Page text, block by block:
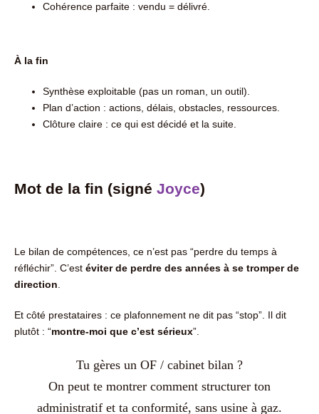
Cohérence parfaite : vendu = délivré.
À la fin
Synthèse exploitable (pas un roman, un outil).
Plan d’action : actions, délais, obstacles, ressources.
Clôture claire : ce qui est décidé et la suite.
Mot de la fin (signé Joyce)
Le bilan de compétences, ce n’est pas “perdre du temps à
réfléchir”. C’est éviter de perdre des années à se tromper de
direction
Et côté prestataires : ce plafonnement ne dit pas “stop”. Il dit
plutôt : “montre-moi que c’est sérieux”.
Tu gères un OF / cabinet bilan ?
On peut te montrer comment structurer ton
administratif et ta conformité, sans usine à gaz.